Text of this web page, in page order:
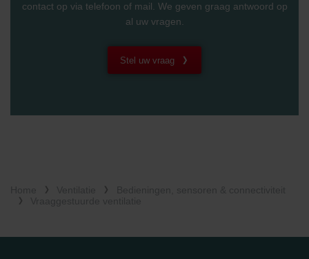
contact op via telefoon of mail. We geven graag antwoord op
al uw vragen.
Stel uw vraag